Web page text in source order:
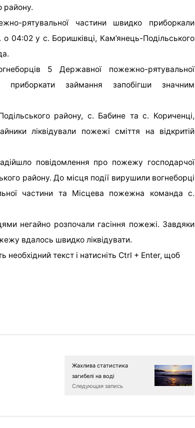
району.
рятувальної частини швидко приборкали
04:02 у с. Боришківці, Кам’янець-Подільського
5 Державної пожежно-рятувальної
приборкати займання запобігши значним
району, с. Бабине та с. Кориченці,
ліквідували пожежі сміття на відкритій
повідомлення про пожежу господарчої
району. До місця події вирушили вогнеборці
частини та Місцева пожежна команда с.
негайно розпочали гасіння пожежі. Завдяки
вдалось швидко ліквідувати.
необхідний текст і натисніть Ctrl + Enter, щоб
Жахлива статистика
загибелі на воді
Следующая запись